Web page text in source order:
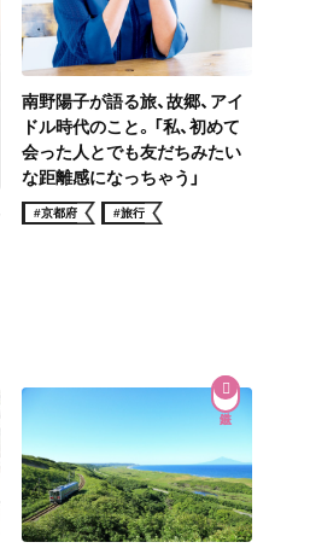
南野陽子が語る旅、故郷、アイ
ドル時代のこと。「私、初めて
会った人とでも友だちみたい
な距離感になっちゃう」
#京都府 #旅行